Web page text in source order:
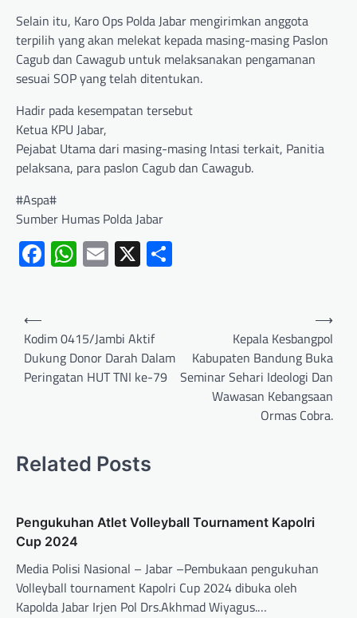
Selain itu, Karo Ops Polda Jabar mengirimkan anggota
terpilih yang akan melekat kepada masing-masing Paslon
Cagub dan Cawagub untuk melaksanakan pengamanan
sesuai SOP yang telah ditentukan.
Hadir pada kesempatan tersebut
Ketua KPU Jabar,
Pejabat Utama dari masing-masing Intasi terkait, Panitia
pelaksana, para paslon Cagub dan Cawagub.
#Aspa#
Sumber Humas Polda Jabar
Facebook
WhatsApp
Email
X
⟵
Kodim 0415/Jambi Aktif
Dukung Donor Darah Dalam
Peringatan HUT TNI ke-79
Kepala Kesbangpol
Kabupaten Bandung Buka
Seminar Sehari Ideologi Dan
Wawasan Kebangsaan
Ormas Cobra.
⟶
Related Posts
Pengukuhan Atlet Volleyball Tournament Kapolri
Cup 2024
Media Polisi Nasional – Jabar –Pembukaan pengukuhan
Volleyball tournament Kapolri Cup 2024 dibuka oleh
Kapolda Jabar Irjen Pol Drs.Akhmad Wiyagus.…